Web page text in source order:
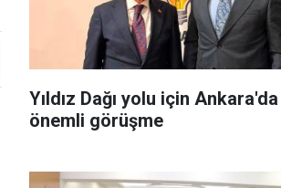
Yıldız Dağı yolu için Ankara'da
önemli görüşme